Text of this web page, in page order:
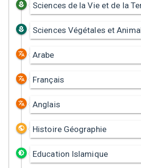
Sciences de la Vie et de la
Sciences Végétales et
Arabe
Français
Anglais
Histoire Géographie
Education Islamique